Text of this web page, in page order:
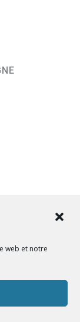
web et notre